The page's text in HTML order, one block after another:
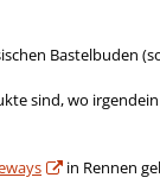
Bastelbuden
sind, wo
in Rennen